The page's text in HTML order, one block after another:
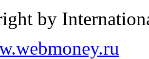
by